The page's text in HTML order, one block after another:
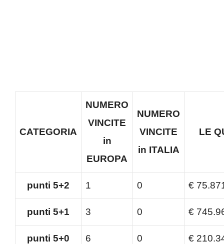
CATEGORIA
NUMERO
VINCITE
in
EUROPA
NUMERO
VINCITE
in ITALIA
LE
punti 5+2 1 0 €
punti 5+1 3 0 €
punti 5+0 6 0 €